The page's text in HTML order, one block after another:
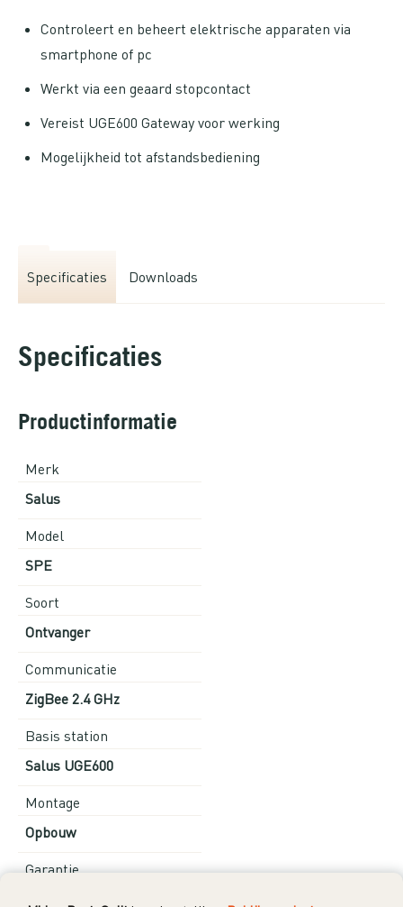
Controleert en beheert elektrische apparaten via
smartphone of pc
Werkt via een geaard stopcontact
Vereist UGE600 Gateway voor werking
Mogelijkheid tot afstandsbediening
Specificaties Downloads
Specificaties
Productinformatie
Merk
Salus
Model
SPE
Soort
Ontvanger
Communicatie
ZigBee 2.4 GHz
Basis station
Salus UGE600
Montage
Opbouw
Garantie